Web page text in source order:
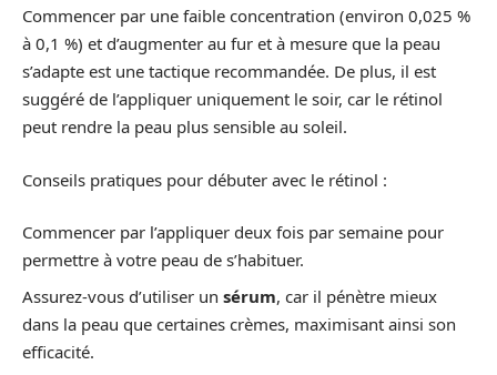
Commencer par une faible concentration (environ 0,025 %
à 0,1 %) et d’augmenter au fur et à mesure que la peau
s’adapte est une tactique recommandée. De plus, il est
suggéré de l’appliquer uniquement le soir, car le rétinol
peut rendre la peau plus sensible au soleil.
Conseils pratiques pour débuter avec le rétinol :
Commencer par l’appliquer deux fois par semaine pour
permettre à votre peau de s’habituer.
Assurez-vous d’utiliser un sérum, car il pénètre mieux
dans la peau que certaines crèmes, maximisant ainsi son
efficacité.